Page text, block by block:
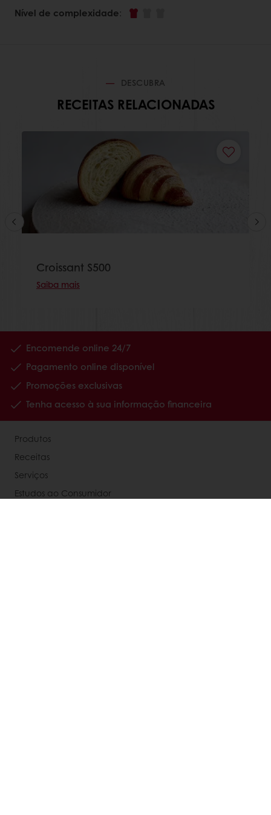
Nível de complexidade:
DESCUBRA
RECEITAS RELACIONADAS
Croissant S500
Saiba mais
Encomende online 24/7
Pagamento online disponível
Promoções exclusivas
Tenha acesso à sua informação financeira
Produtos
Receitas
Serviços
Estudos ao Consumidor